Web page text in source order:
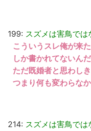
199: スズメは害鳥では
こういうスレ俺が来
しか書かれてないんだ
ただ既婚者と思わし
つまり何も変わらな
214: スズメは害鳥では